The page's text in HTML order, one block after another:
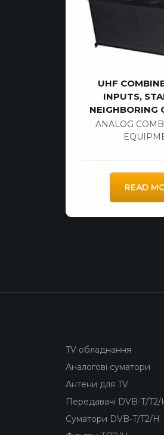
UHF
INPUTS,
NEIGHBORING
ANALOG
READ
TV обладнання
Аналогові суматори
Антени для TV
Передавачі DVB-T/T2/
Суматори DVB-T/T2/H